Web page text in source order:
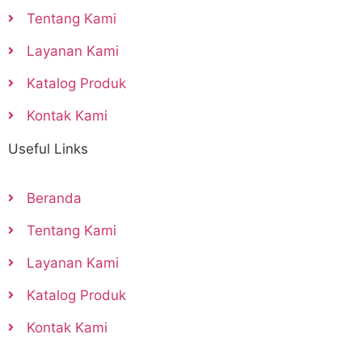
Tentang Kami
Layanan Kami
Katalog Produk
Kontak Kami
Useful Links
Beranda
Tentang Kami
Layanan Kami
Katalog Produk
Kontak Kami